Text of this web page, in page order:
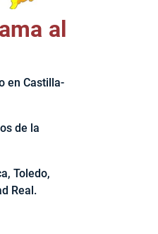
al
en Castilla-
de la
Toledo,
Real.